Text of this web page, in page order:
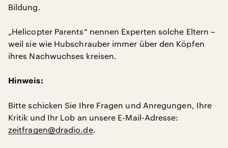
Bildung.
„Helicopter Parents“ nennen Experten solche Eltern –
weil sie wie Hubschrauber immer über den Köpfen
ihres Nachwuchses kreisen.
Hinweis:
Bitte schicken Sie Ihre Fragen und Anregungen, Ihre
Kritik und Ihr Lob an unsere E-Mail-Adresse:
zeitfragen@dradio.de.